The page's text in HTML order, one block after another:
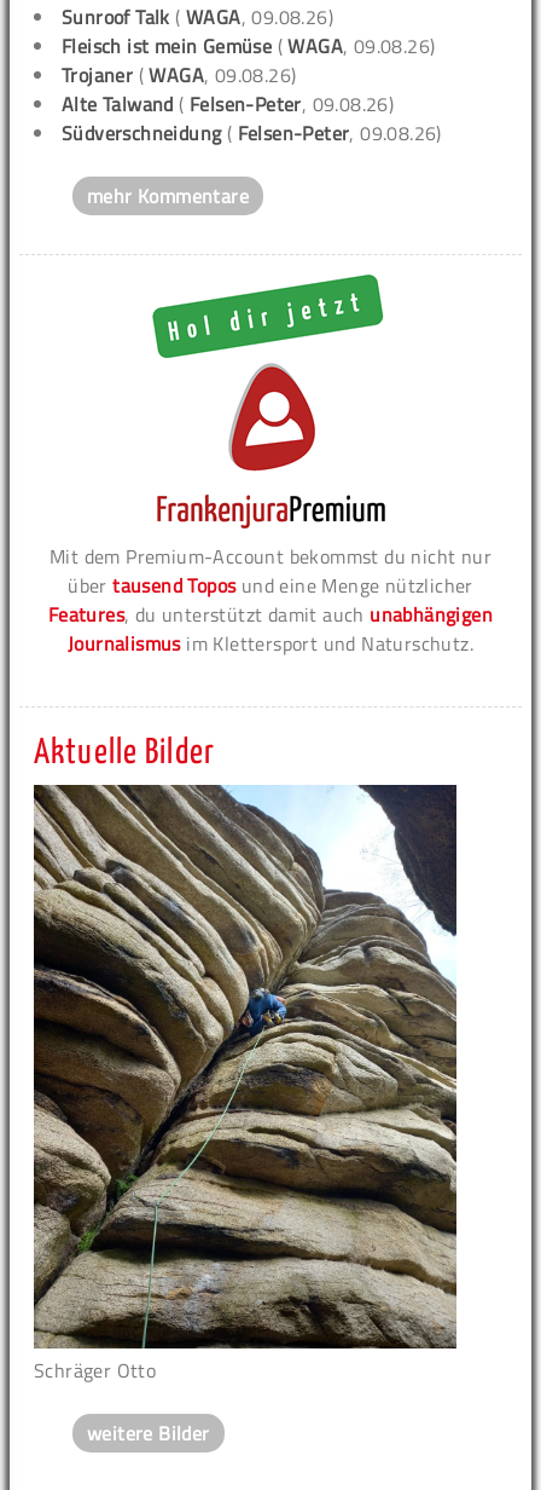
Sunroof Talk (WAGA, 09.08.26)
Fleisch ist mein Gemüse (WAGA, 09.08.26)
Trojaner (WAGA, 09.08.26)
Alte Talwand ( Felsen-Peter, 09.08.26)
Südverschneidung( Felsen-Peter, 09.08.26)
mehr Kommentare
Mit dem Premium-Account bekommst du nicht nur
übertausend Toposund eine Menge nützlicher
Features, du unterstützt damit auch unabhängigen
Journalismusim Klettersport und Naturschutz.
Aktuelle Bilder
Schräger Otto
weitere Bilder